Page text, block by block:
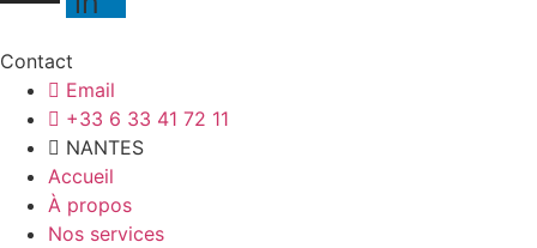
Contact
Email
+33 6 33 41 72 11
NANTES
Accueil
À propos
Nos services